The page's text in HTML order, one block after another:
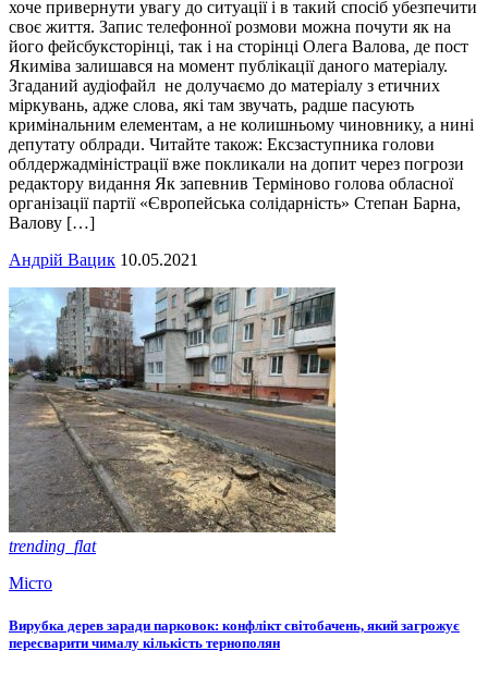
хоче привернути увагу до ситуації і в такий спосіб убезпечити
своє життя. Запис телефонної розмови можна почути як на
його фейсбуксторінці, так і на сторінці Олега Валова, де пост
Якиміва залишався на момент публікації даного матеріалу.
Згаданий аудіофайл не долучаємо до матеріалу з етичних
міркувань, адже слова, які там звучать, радше пасують
кримінальним елементам, а не колишньому чиновнику, а нині
депутату облради. Читайте також: Ексзаступника голови
облдержадміністрації вже покликали на допит через погрози
редактору видання Як запевнив Терміново голова обласної
організації партії «Європейська солідарність» Степан Барна,
Валову […]
Андрій Вацик 10.05.2021
trending_flat
Місто
Вирубка дерев заради парковок: конфлікт світобачень, який загрожує
пересварити чималу кількість тернополян